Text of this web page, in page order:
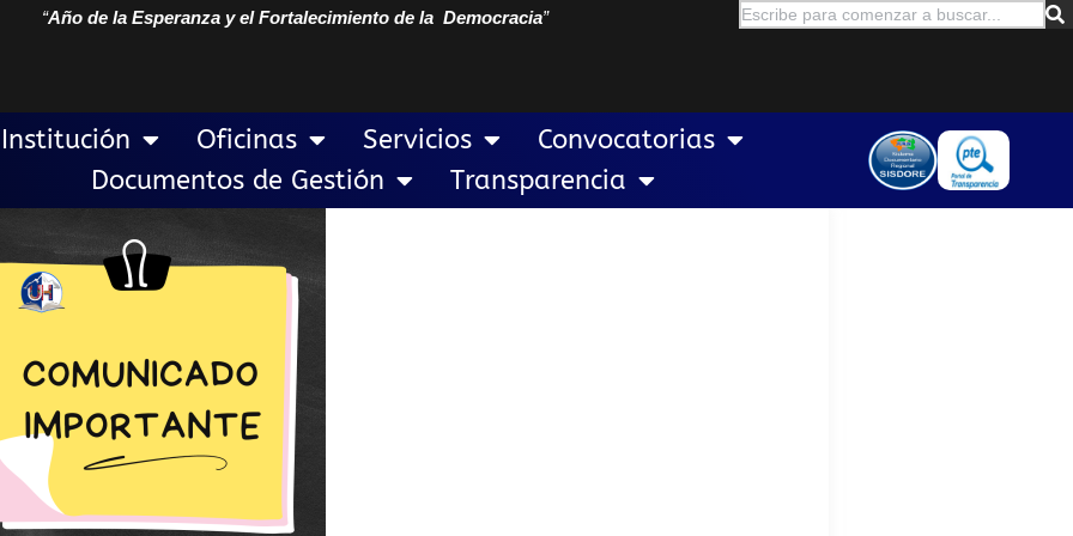
“Año de la Esperanza y el Fortalecimiento de la Democracia”
Institución Oficinas Servicios
Convocatorias
Documentos de Gestión
Transparencia